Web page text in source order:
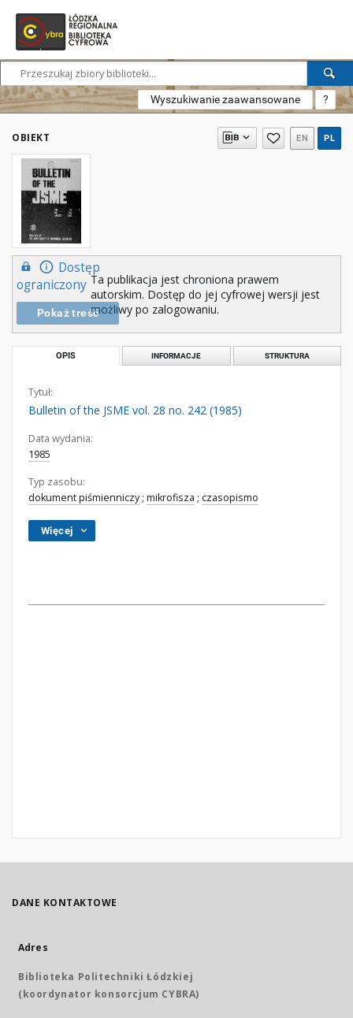
Wyszukiwanie zaawansowane ?
OBIEKT EN PL
Dostęp
ograniczony
Pokaż treść
Ta publikacja jest chroniona prawem
autorskim. Dostęp do jej cyfrowej wersji jest
możliwy po zalogowaniu.
OPIS INFORMACJE STRUKTURA
Tytuł:
Bulletin of the JSME vol. 28 no. 242 (1985)
Data wydania:
1985
Typ zasobu:
dokument piśmienniczy; mikrofisza ; czasopismo
Więcej
DANE KONTAKTOWE
Adres
Biblioteka Politechniki Łódzkiej
(koordynator konsorcjum CYBRA)